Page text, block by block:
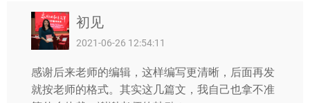
初见
2021-06-26 12:54:11
感谢后来老师的编辑，这样编写更清晰，后面再发
就按老师的格式。其实这几篇文，我自己也拿不准